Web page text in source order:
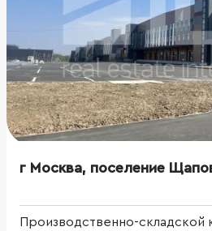
г Москва, поселение
Производственно-складской